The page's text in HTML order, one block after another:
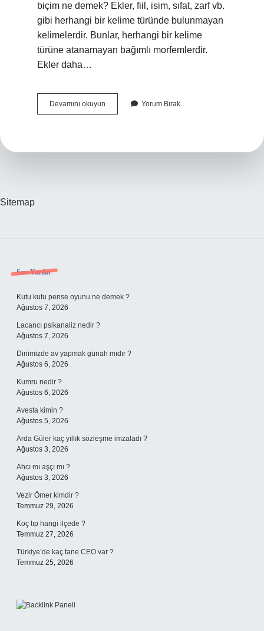
biçim ne demek? Ekler, fiil, isim, sıfat, zarf vb.
gibi herhangi bir kelime türünde bulunmayan
kelimelerdir. Bunlar, herhangi bir kelime
türüne atanamayan bağımlı morfemlerdir.
Ekler daha…
Devamını okuyun
Biçim
Yorum Bırak
Sitemap
Sidebar
Son Yazılar
Kutu kutu pense oyunu ne demek ?
Ağustos 7, 2026
Lacancı psikanaliz nedir ?
Ağustos 7, 2026
Dinimizde av yapmak günah mıdır ?
Ağustos 6, 2026
Kumru nedir ?
Ağustos 6, 2026
Avesta kimin ?
Ağustos 5, 2026
Arda Güler kaç yıllık sözleşme imzaladı ?
Ağustos 3, 2026
Ahcı mı aşçı mı ?
Ağustos 3, 2026
Vezir Ömer kimdir ?
Temmuz 29, 2026
Koç tıp hangi ilçede ?
Temmuz 27, 2026
Türkiye’de kaç tane CEO var ?
Temmuz 25, 2026